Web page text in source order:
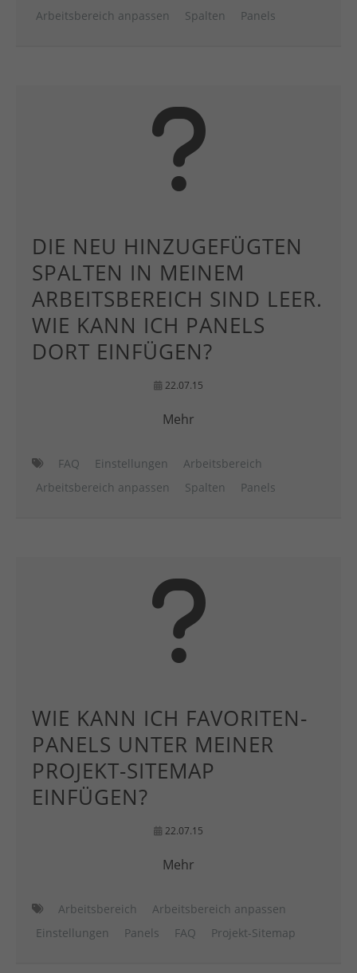
Arbeitsbereich anpassen
Spalten Panels
DIE NEU HINZUGEFÜGTEN
SPALTEN IN MEINEM
ARBEITSBEREICH SIND LEER.
WIE KANN ICH PANELS
DORT EINFÜGEN?
22.07.15
Mehr
FAQ Einstellungen
Arbeitsbereich
Arbeitsbereich anpassen
Spalten Panels
WIE KANN ICH FAVORITEN-
PANELS UNTER MEINER
PROJEKT-SITEMAP
EINFÜGEN?
22.07.15
Mehr
Arbeitsbereich
Arbeitsbereich anpassen
Einstellungen
Panels FAQ Projekt-Sitemap